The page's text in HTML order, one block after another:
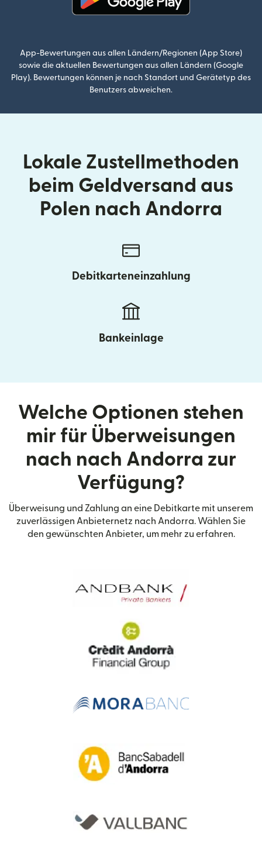
App-Bewertungen aus allen Ländern/Regionen (App Store)
sowie die aktuellen Bewertungen aus allen Ländern (Google
Play). Bewertungen können je nach Standort und Gerätetyp des
Benutzers abweichen.
Lokale Zustellmethoden
beim Geldversand aus
Polen nach Andorra
Debitkarteneinzahlung
Bankeinlage
Welche Optionen stehen
mir für Überweisungen
nach nach Andorra zur
Verfügung?
Überweisung und Zahlung an eine Debitkarte mit unserem
zuverlässigen Anbieternetz nach Andorra. Wählen Sie
den gewünschten Anbieter, um mehr zu erfahren.